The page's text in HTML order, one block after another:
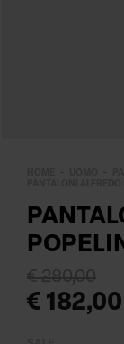
€ 182,00
€ 280,00